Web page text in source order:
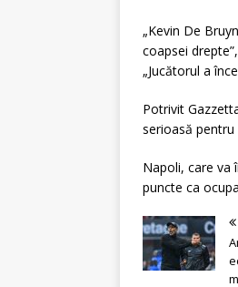
„Kevin De
coapsei
„Jucătorul a
Potrivit
serioasă
Napoli, care va
puncte ca